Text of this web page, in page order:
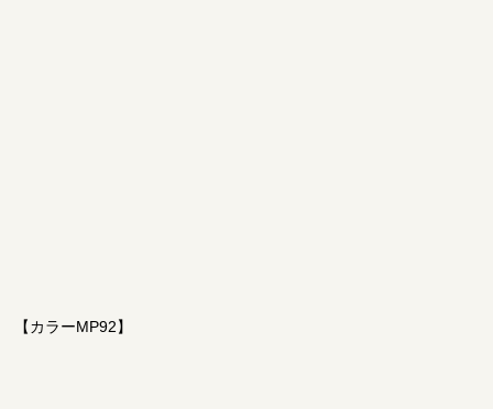
【カラーMP92】